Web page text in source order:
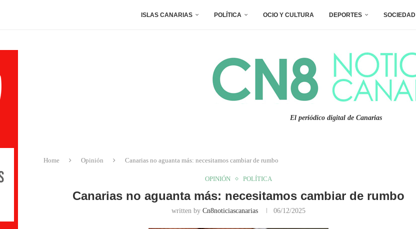
ISLAS CANARIAS POLÍTICA OCIO Y CULTURA DEPORTES SOCIEDAD
El periódico digital de Canarias
Home Opinión Canarias no aguanta más: necesitamos cambiar de rumbo
OPINIÓN POLÍTICA
Canarias no aguanta más: necesitamos cambiar de rumbo
written by Cn8noticiascanarias 06/12/2025